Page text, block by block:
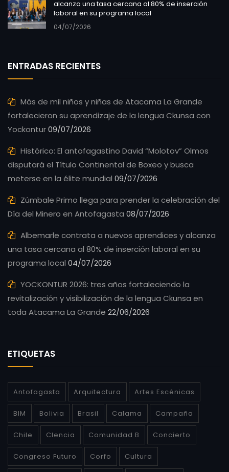
alcanza una tasa cercana al 80% de inserción
laboral en su programa local
04/07/2026
ENTRADAS RECIENTES
Más de mil niños y niñas de Atacama La Grande
fortalecieron su aprendizaje de la lengua Ckunsa con
Yockontur09/07/2026
Histórico: El antofagastino David “Molotov” Olmos
disputará el Título Continental de Boxeo y busca
meterse en la élite mundial 09/07/2026
Zúmbale Primo llega para prender la celebración del
Día del Minero en Antofagasta 08/07/2026
Albemarle contrata a nuevos aprendices y alcanza
una tasa cercana al 80% de inserción laboral en su
programa local 04/07/2026
YOCKONTUR 2026: tres años fortaleciendo la
revitalización y visibilización de la lengua Ckunsa en
toda Atacama La Grande 22/06/2026
ETIQUETAS
Antofagasta Arquitectura Artes Escénicas
BIM Bolivia Brasil Calama Campaña
Chile CIencia Comunidad B Concierto
Congreso Futuro Corfo Cultura